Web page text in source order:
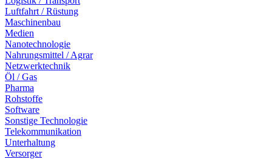
Luftfahrt / Rüstung
Maschinenbau
Medien
Nanotechnologie
Nahrungsmittel / Agrar
Netzwerktechnik
Öl / Gas
Pharma
Rohstoffe
Software
Sonstige Technologie
Telekommunikation
Unterhaltung
Versorger